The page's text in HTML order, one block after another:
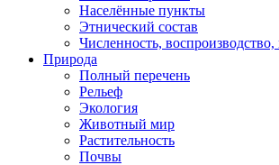
Населённые пункты
Этнический состав
Численность,
Природа
Полный перечень
Рельеф
Экология
Животный мир
Растительность
Почвы